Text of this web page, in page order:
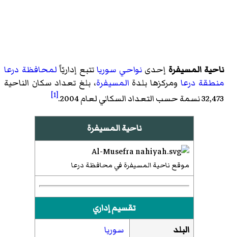
ناحية المسيفرة إحدىنواحي سورياتتبع إداريّاًلمحافظة درعا
منطقة درعاومركزها بلدة المسيفرة، بلغ تعداد سكان الناحية
32,473 نسمة حسب التعداد السكاني لعام 2004.
[1]
ناحية المسيفرة
موقع ناحية المسيفرة في محافظة درعا
تقسيم إداري
البلد
سوريا